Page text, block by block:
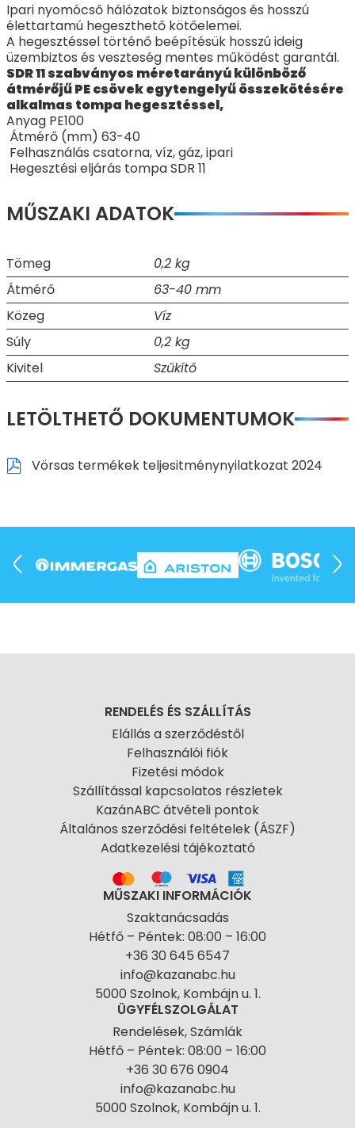
Ipari nyomócső hálózatok biztonságos és hosszú
élettartamú hegeszthető kötőelemei.
A hegesztéssel történő beépítésük hosszú ideig
üzembiztos és veszteség mentes működést garantál.
SDR 11 szabványos méretarányú különböző
átmérőjű PE csövek egytengelyű összekötésére
alkalmas tompa hegesztéssel,
Anyag PE100
Átmérő (mm) 63-40
Felhasználás csatorna, víz, gáz, ipari
Hegesztési eljárás tompa SDR 11
MŰSZAKI ADATOK
Tömeg
0,2 kg
Átmérő
63-40 mm
Közeg
Víz
Súly
0,2 kg
Kivitel
Szűkítő
LETÖLTHETŐ DOKUMENTUMOK
Vörsas termékek teljesitménynyilatkozat 2024
RENDELÉS ÉS SZÁLLÍTÁS
Elállás a szerződéstől
Felhasználói fiók
Fizetési módok
Szállítással kapcsolatos részletek
KazánABC átvételi pontok
Általános szerződési feltételek (ÁSZF)
Adatkezelési tájékoztató
MŰSZAKI INFORMÁCIÓK
Szaktanácsadás
Hétfő – Péntek: 08:00 – 16:00
+36 30 645 6547
info@kazanabc.hu
5000 Szolnok, Kombájn u. 1.
ÜGYFÉLSZOLGÁLAT
Rendelések, Számlák
Hétfő – Péntek: 08:00 – 16:00
+36 30 676 0904
info@kazanabc.hu
5000 Szolnok, Kombájn u. 1.